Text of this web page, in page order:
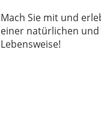
Mach Sie mit und
einer natürlichen
Lebensweise!